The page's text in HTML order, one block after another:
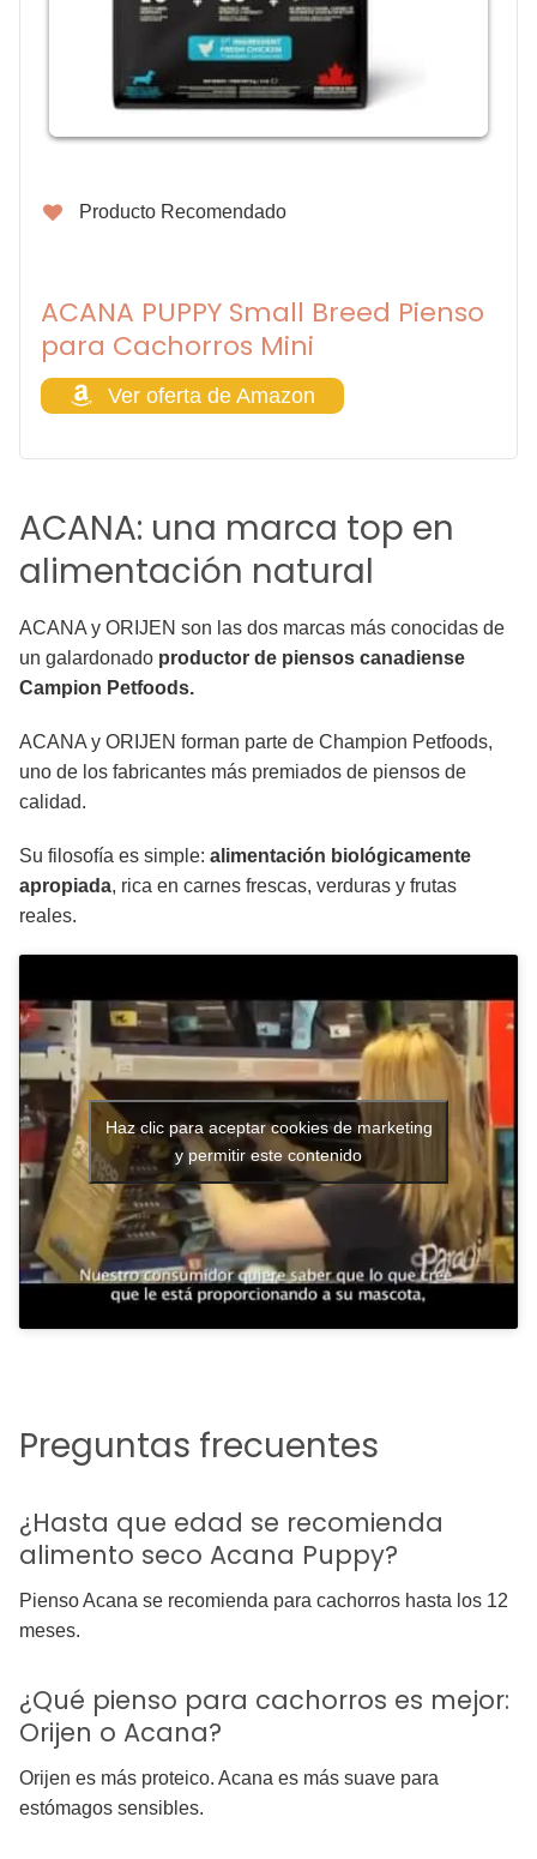
Producto Recomendado
ACANA PUPPY Small Breed Pienso
para Cachorros Mini
Ver oferta de Amazon
ACANA: una marca top en
alimentación natural
ACANA y ORIJEN son las dos marcas más conocidas de
un galardonado productor de piensos canadiense
Campion Petfoods.
ACANA y ORIJEN forman parte de Champion Petfoods,
uno de los fabricantes más premiados de piensos de
calidad.
Su filosofía es simple: alimentación biológicamente
apropiada, rica en carnes frescas, verduras y frutas
reales.
Haz clic para aceptar cookies de marketing
y permitir este contenido
Preguntas frecuentes
¿Hasta que edad se recomienda
alimento seco Acana Puppy?
Pienso Acana se recomienda para cachorros hasta los 12
meses.
¿Qué pienso para cachorros es mejor:
Orijen o Acana?
Orijen es más proteico. Acana es más suave para
estómagos sensibles.